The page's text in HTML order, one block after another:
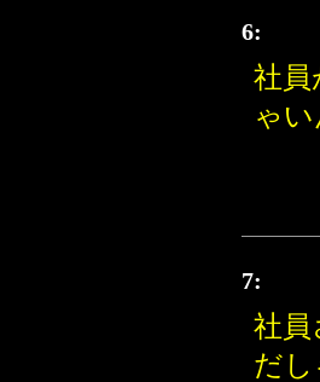
6:
社員
ゃい
7:
社員
だし